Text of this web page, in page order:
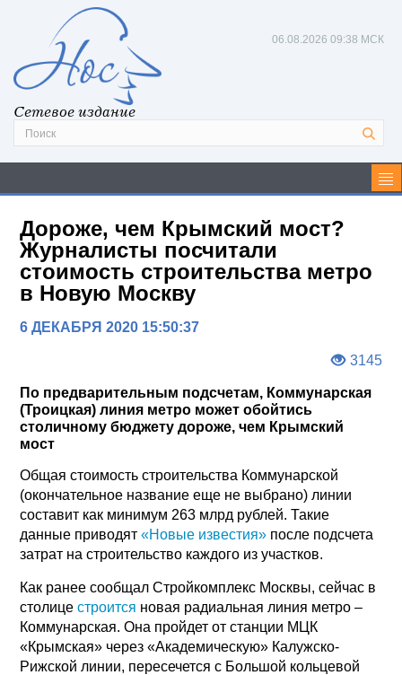
Сетевое издание
06.08.2026 09:38 МСК
Дороже, чем Крымский мост?
Журналисты посчитали
стоимость строительства метро
в Новую Москву
6 ДЕКАБРЯ 2020 15:50:37
3145
По предварительным подсчетам, Коммунарская
(Троицкая) линия метро может обойтись
столичному бюджету дороже, чем Крымский
мост
Общая стоимость строительства Коммунарской
(окончательное название еще не выбрано) линии
составит как минимум 263 млрд рублей. Такие
данные приводят«Новые известия» после подсчета
затрат на строительство каждого из участков.
Как ранее сообщал Стройкомплекс Москвы, сейчас в
столицестроится новая радиальная линия метро –
Коммунарская. Она пройдет от станции МЦК
«Крымская» через «Академическую» Калужско-
Рижской линии, пересечется с Большой кольцевой